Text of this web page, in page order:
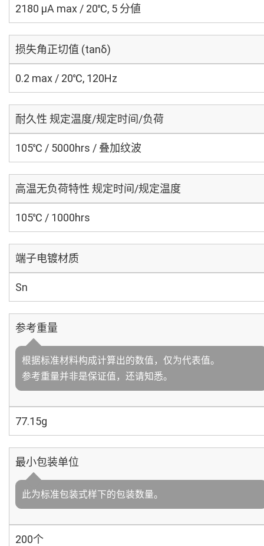
2180 μA max / 20℃, 5 分値
损失角正切值 (tanδ)
0.2 max / 20℃, 120Hz
耐久性 规定温度/规定时间/负荷
105℃ / 5000hrs / 叠加纹波
高温无负荷特性 规定时间/规定温度
105℃ / 1000hrs
端子电镀材质
Sn
参考重量
根据标准材料构成计算出的数值，仅为代表值。
参考重量并非是保证值，还请知悉。
77.15g
最小包装单位
此为标准包装式样下的包装数量。
200个